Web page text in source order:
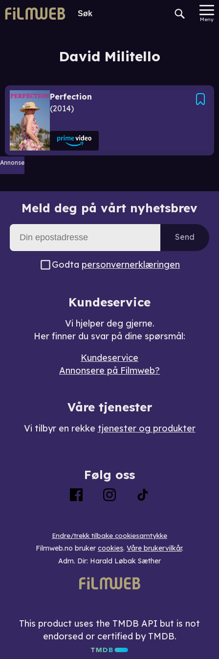
Meny
David Militello
Perfection
2014
Annonse
Meld deg på vårt nyhetsbrev
Send
Godta personvernerklæringen
Kundeservice
Vi hjelper deg gjerne.
Her finner du svar på dine spørsmål:
Kundeservice
Annonsere på Filmweb?
Våre tjenester
Vi tilbyr en rekke tjenester og produkter
Følg oss
Endre/trekk tilbake cookiesamtykke
Filmweb.no bruker cookies. Våre brukervilkår.
Adm. Dir: Harald Løbak Sæther
This product uses the TMDB API but is not
endorsed or certified by TMDB.